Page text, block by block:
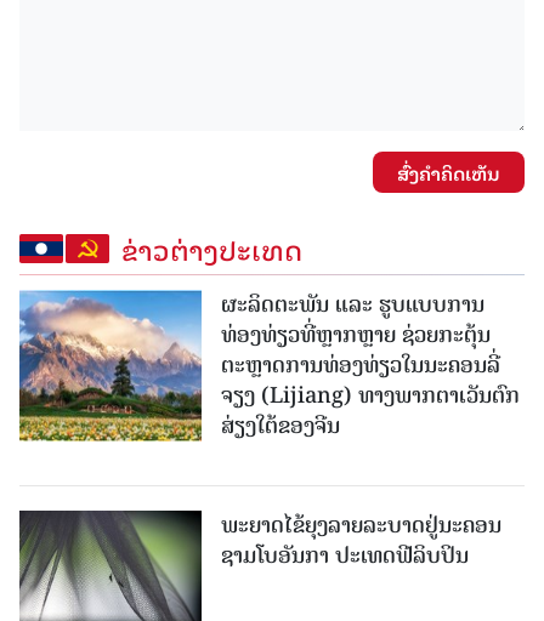
ສົ່ງຄໍາຄິດເຫັນ
ຂ່າວຕ່າງປະເທດ
ຜະລິດຕະພັນ ແລະ ຮູບແບບການ
ທ່ອງທ່ຽວທີ່ຫຼາກຫຼາຍ ຊ່ວຍກະຕຸ້ນ
ຕະຫຼາດການທ່ອງທ່ຽວໃນນະຄອນລີ່
ຈຽງ (Lijiang) ທາງພາກຕາເວັນຕົກ
ສ່ຽງໃຕ້ຂອງຈີນ
ພະຍາດໄຂ້ຍຸງລາຍລະບາດຢູ່ນະຄອນ
ຊາມໂບ​ອັນກາ ປະເທດຟີລິບປິນ